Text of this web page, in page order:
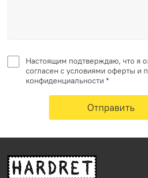
Настоящим подтверждаю, что я
согласен с условиями оферты и
конфиденциальности *
Отправить